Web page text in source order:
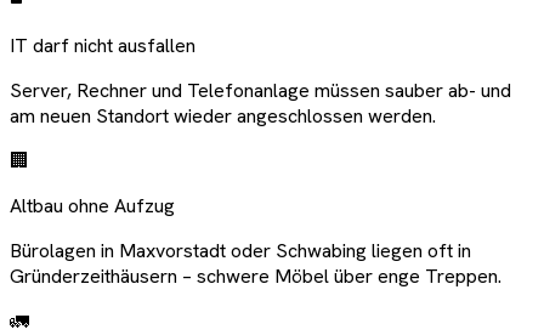
IT darf nicht ausfallen
Server, Rechner und Telefonanlage müssen sauber ab- und
am neuen Standort wieder angeschlossen werden.
🏢
Altbau ohne Aufzug
Bürolagen in Maxvorstadt oder Schwabing liegen oft in
Gründerzeithäusern – schwere Möbel über enge Treppen.
🚛